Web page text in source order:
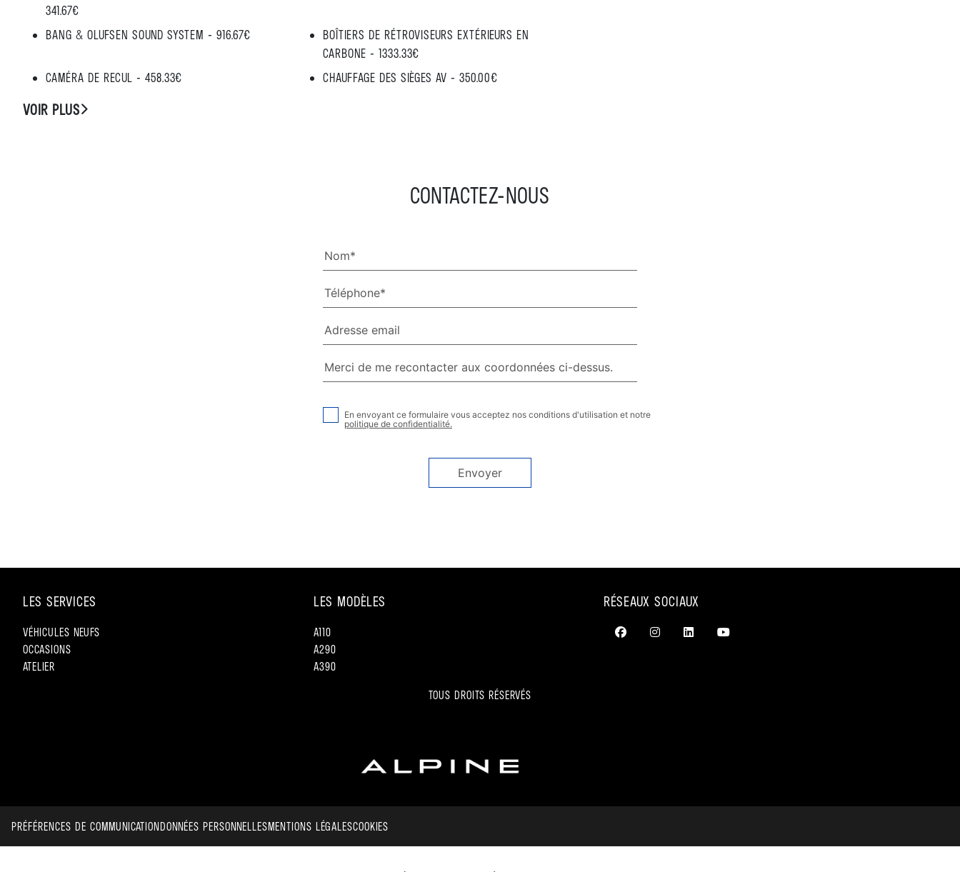
341.67€
BANG & OLUFSEN SOUND SYSTEM - 916.67€
BOÎTIERS DE RÉTROVISEURS EXTÉRIEURS EN
CARBONE - 1333.33€
CAMÉRA DE RECUL - 458.33€
CHAUFFAGE DES SIÈGES AV - 350.00€
VOIR PLUS
CONTACTEZ-NOUS
LES SERVICES
VÉHICULES NEUFS
OCCASIONS
ATELIER
LES MODÈLES
A110
A290
A390
RÉSEAUX SOCIAUX
TOUS DROITS RÉSERVÉS
PRÉFÉRENCES DE COMMUNICATIONDONNÉES PERSONNELLESMENTIONS LÉGALESCOOKIES